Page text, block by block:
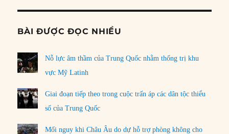
BÀI ĐƯỢC ĐỌC NHIỀU
Nỗ lực âm thầm của Trung Quốc nhằm thống trị khu
vực Mỹ Latinh
Giai đoạn tiếp theo trong cuộc trấn áp các dân tộc thiểu
số của Trung Quốc
Mối nguy khi Châu Âu do dự hỗ trợ phòng không cho